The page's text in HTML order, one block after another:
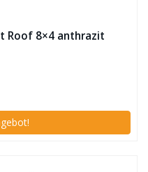
Roof 8×4 anthrazit